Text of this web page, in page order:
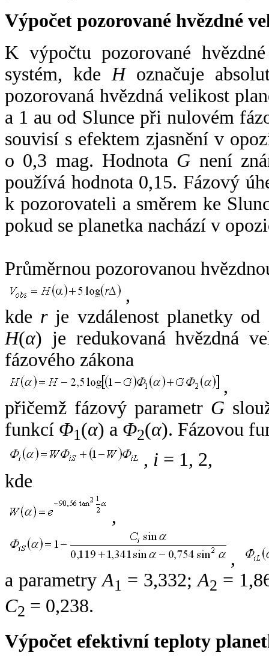
Výpočet pozorované hvězdné
K výpočtu pozorované
systém, kde Hoznačuje
pozorovaná hvězdná velikost
a 1 au od Slunce při nulovém
souvisí s efektem zjasnění v
o 0,3 mag. Hodnota G není
používá hodnota 0,15. Fázový
k pozorovateli a směrem ke
pokud se planetka nachází v
Průměrnou pozorovanou
,
kde rje vzdálenost planetky od
H(α) je redukovaná hvězdná
fázového zákona
,
přičemž fázový parametr G
funkcí Φ1(α) a Φ2(α). Fázovou
, i = 1, 2,
kde
,
,
a parametryA1 = 3,332;A2 =
C2 = 0,238.
Výpočet efektivní teploty